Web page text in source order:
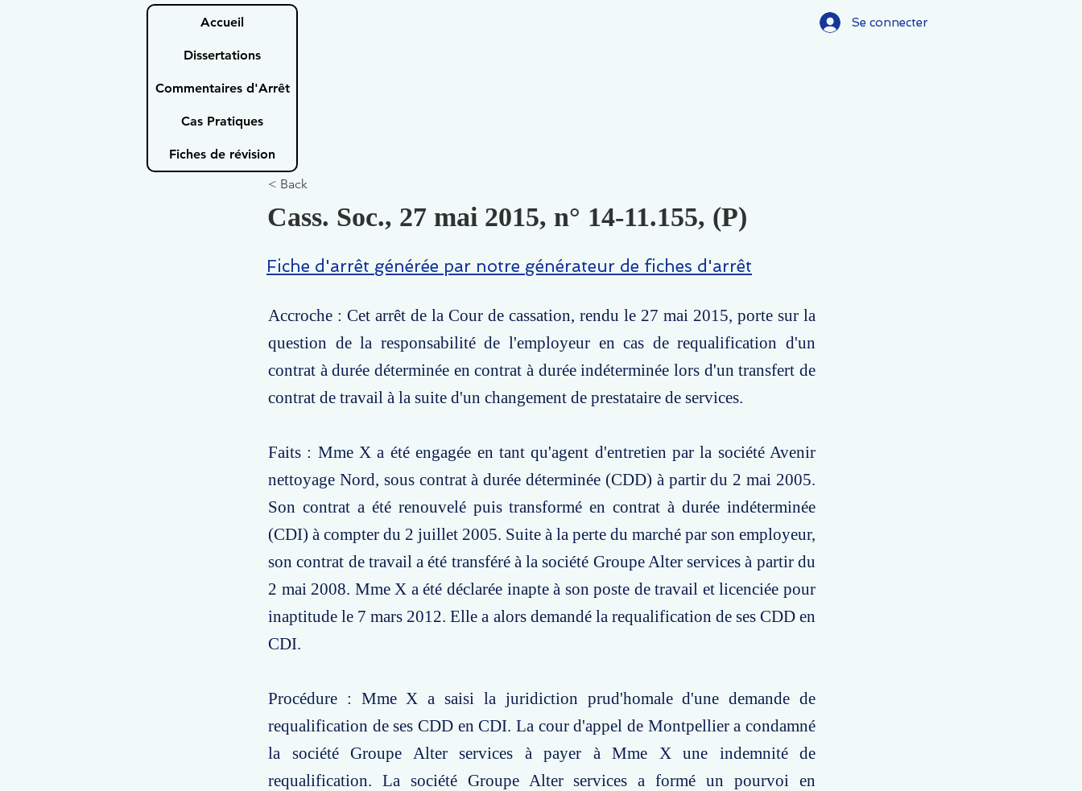
Accueil
Dissertations
Commentaires d'Arrêt
Cas Pratiques
Fiches de révision
Se connecter
< Back
Cass. Soc., 27 mai 2015, n° 14-11.155, (P)
Fiche d'arrêt générée par notre générateur de fiches d'arrêt
Accroche : Cet arrêt de la Cour de cassation, rendu le 27 mai 2015, porte sur la
question de la responsabilité de l'employeur en cas de requalification d'un
contrat à durée déterminée en contrat à durée indéterminée lors d'un transfert de
contrat de travail à la suite d'un changement de prestataire de services.
Faits : Mme X a été engagée en tant qu'agent d'entretien par la société Avenir
nettoyage Nord, sous contrat à durée déterminée (CDD) à partir du 2 mai 2005.
Son contrat a été renouvelé puis transformé en contrat à durée indéterminée
(CDI) à compter du 2 juillet 2005. Suite à la perte du marché par son employeur,
son contrat de travail a été transféré à la société Groupe Alter services à partir du
2 mai 2008. Mme X a été déclarée inapte à son poste de travail et licenciée pour
inaptitude le 7 mars 2012. Elle a alors demandé la requalification de ses CDD en
CDI.
Procédure : Mme X a saisi la juridiction prud'homale d'une demande de
requalification de ses CDD en CDI. La cour d'appel de Montpellier a condamné
la société Groupe Alter services à payer à Mme X une indemnité de
requalification. La société Groupe Alter services a formé un pourvoi en